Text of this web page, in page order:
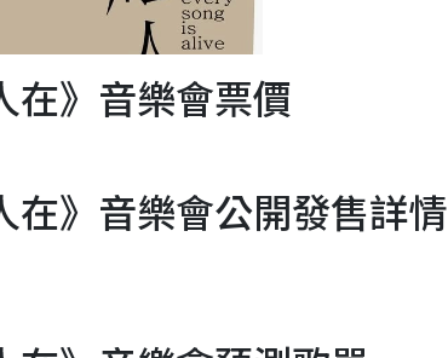
》音樂會票價
》音樂會公開發售詳情